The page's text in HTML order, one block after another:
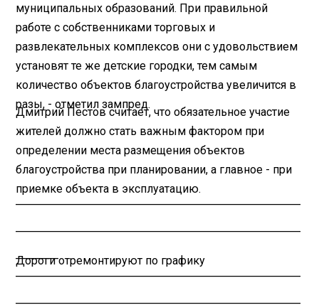
муниципальных образований. При правильной
работе с собственниками торговых и
развлекательных комплексов они с удовольствием
установят те же детские городки, тем самым
количество объектов благоустройства увеличится в
разы, - отметил зампред.
Дмитрий Пестов считает, что обязательное участие
жителей должно стать важным фактором при
определении места размещения объектов
благоустройства при планировании, а главное - при
приемке объекта в эксплуатацию.
________________________________________
______
Дороги отремонтируют по графику
________________________________________